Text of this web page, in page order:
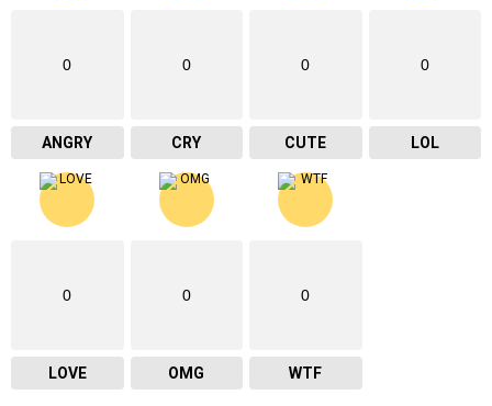
0
ANGRY
0
CRY
0
CUTE
0
LOL
0
LOVE
0
OMG
0
WTF